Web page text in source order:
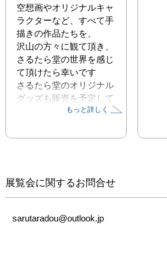
空想画やオリジナルキャ
ラクターなど、すべて手
描きの作品たちを、
沢山の方々に観て頂き、
さるたら堂の世界を感じ
て頂けたら幸いです
さるたら堂のオリジナル
グッズも販売を予定して
しております
もっと詳しく
展覧会に関するお問合せ
sarutaradou@outlook.jp